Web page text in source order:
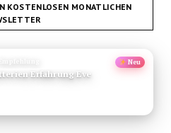
KOSTENLOSEN MONATLICHEN
Neu